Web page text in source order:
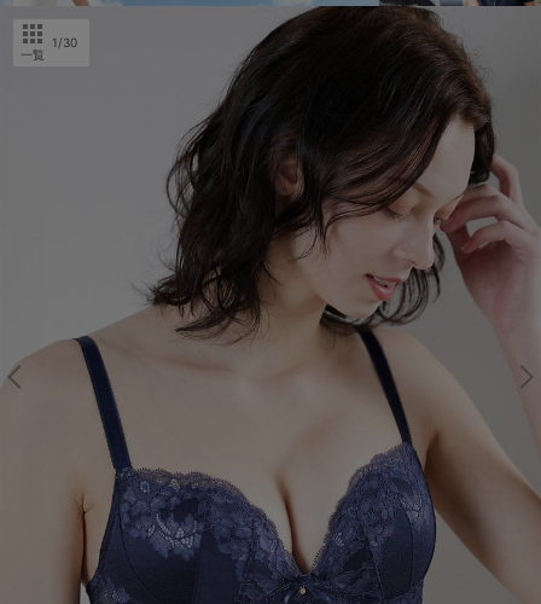
ルームウェア
アームカバー
下着
ライフスタイル
キッズ
マタニティ ギフトラッピング
SALE
サイズからブラを探す
A65 A70 A75
B80
一覧
1/30